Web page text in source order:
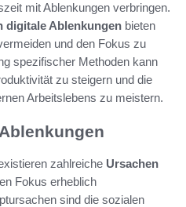
mit Ablenkungen verbringen.
digitale Ablenkungen bieten
und den Fokus zu
spezifischer Methoden kann
zu steigern und die
Arbeitslebens zu meistern.
zahlreiche Ursachen
Fokus erheblich
sind die sozialen